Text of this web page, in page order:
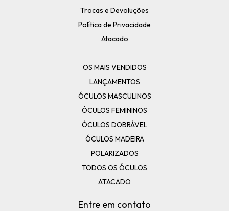
Trocas e Devoluções
Política de Privacidade
Atacado
OS MAIS VENDIDOS
LANÇAMENTOS
ÓCULOS MASCULINOS
ÓCULOS FEMININOS
ÓCULOS DOBRÁVEL
ÓCULOS MADEIRA
POLARIZADOS
TODOS OS ÓCULOS
ATACADO
Entre em contato